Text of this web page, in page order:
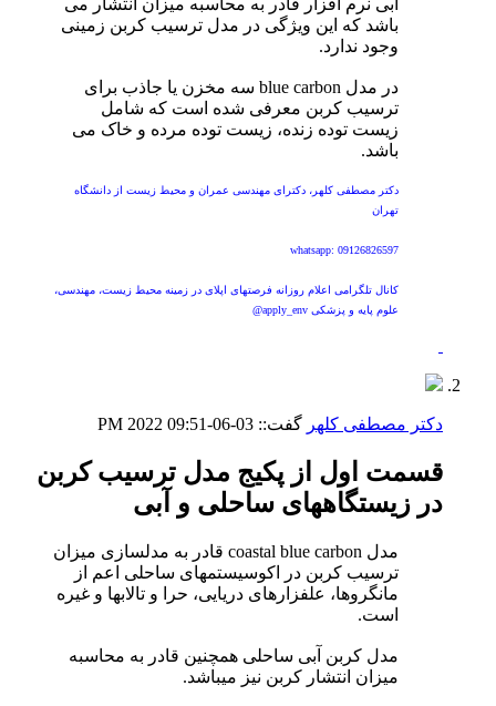
باشد که این ویژگی در مدل ترسیب کربن زمینی
وجود ندارد.
در مدل blue carbon سه مخزن یا جاذب برای
ترسیب کربن معرفی شده است که شامل
زیست توده زنده، زیست توده مرده و خاک می
باشد.
دکتر مصطفی کلهر، دکترای مهندسی عمران و محیط زیست از دانشگاه
تهران
whatsapp: 09126826597
کانال تلگرامی اعلام روزانه فرصتهای اپلای در زمینه محیط زیست، مهندسی،
علوم پایه و پزشکی apply_env@
دکتر مصطفی کلهر گفت:: 03-06-2022
09:51 PM
قسمت اول از پکیج مدل ترسیب کربن
در زیستگاههای ساحلی و آبی
مدل coastal blue carbon قادر به مدلسازی میزان
ترسیب کربن در اکوسیستمهای ساحلی اعم از
مانگروها، علفزارهای دریایی، حرا و تالابها و غیره
است.
مدل کربن آبی ساحلی همچنین قادر به محاسبه
میزان انتشار کربن نیز میباشد.